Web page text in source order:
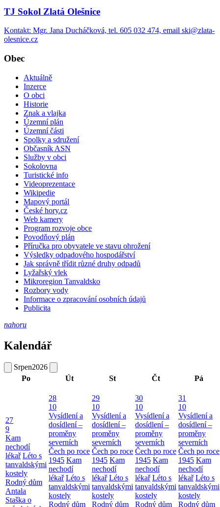
TJ Sokol Zlatá Olešnice
Kontakt: Mgr. Jana Ducháčková, tel. 605 032 474, email ski@zlata-
olesnice.cz
Obec
Aktuálně
Inzerce
O obci
Historie
Znak a vlajka
Územní plán
Územní části
Spolky a sdružení
Občasník ASN
Služby v obci
Sokolovna
Turistické info
Videoprezentace
Wikipedie
Mapový portál
České hory.cz
Web kamery
Program rozvoje obce
Povodňový plán
Příručka pro obyvatele ve stavu ohrožení
Výsledky odpadového hospodářství
Jak správně třídit různé druhy odpadů
Lyžařský vlek
Mikroregion Tanvaldsko
Rozbory vody
Informace o zpracování osobních údajů
Publicita
nahoru
Kalendář
Srpen2026
Po
Út St Čt Pá
27
9
Kam
nechodí
lékař Léto s
tanvaldskými
kostely
Rodný dům
Antala
Staška o
28
10
Vysídlení a
dosídlení –
proměny
severních
Čech po roce
1945 Kam
nechodí
lékař Léto s
tanvaldskými
kostely
Rodný dům
29
10
Vysídlení a
dosídlení –
proměny
severních
Čech po roce
1945 Kam
nechodí
lékař Léto s
tanvaldskými
kostely
Rodný dům
30
10
Vysídlení a
dosídlení –
proměny
severních
Čech po roce
1945 Kam
nechodí
lékař Léto s
tanvaldskými
kostely
Rodný dům
31
10
Vysídlení a
dosídlení –
proměny
severních
Čech po roce
1945 Kam
nechodí
lékař Léto s
tanvaldskými
kostely
Rodný dům